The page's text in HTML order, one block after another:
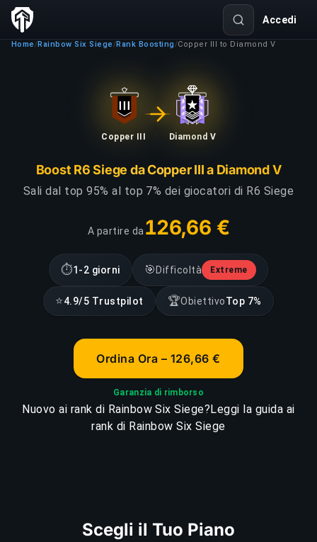
Accedi
Home /Rainbow Six Siege /Rank Boosting /Copper III to Diamond V
Copper III Diamond V
Boost R6 Siege da Copper III a Diamond V
Sali dal top 95% al top 7% dei giocatori di R6 Siege
A partire da 126,66 €
⏱1-2 giorni 🎯Difficoltà Extreme
⭐4.9/5 Trustpilot 🏆ObiettivoTop 7%
Ordina Ora – 126,66 €
Garanzia di rimborso
Nuovo ai rank di Rainbow Six Siege?Leggi la guida ai
rank di Rainbow Six Siege
Scegli il Tuo Piano